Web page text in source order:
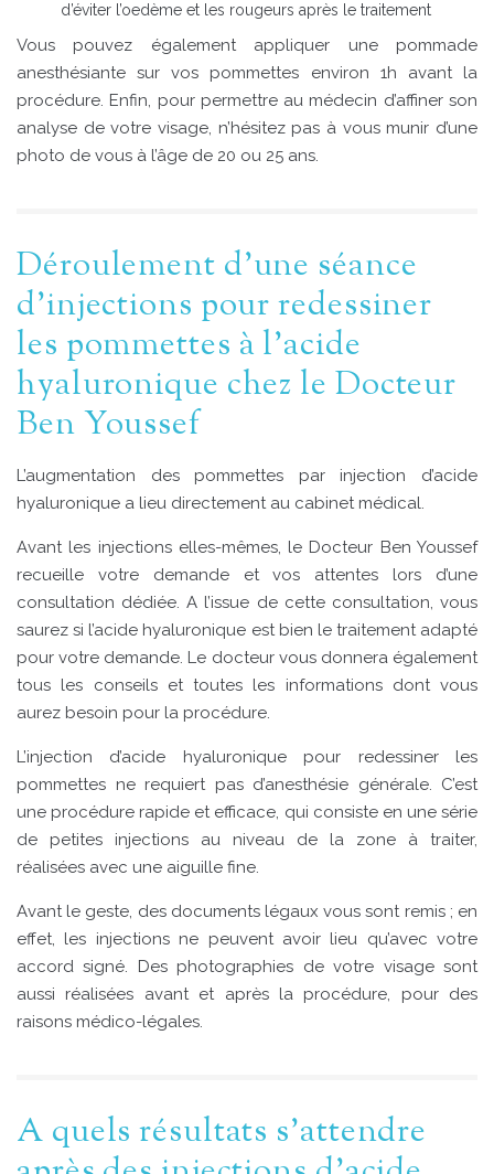
d’éviter l’oedème et les rougeurs après le traitement
Vous pouvez également appliquer une pommade
anesthésiante sur vos pommettes environ 1h avant la
procédure. Enfin, pour permettre au médecin d’affiner son
analyse de votre visage, n’hésitez pas à vous munir d’une
photo de vous à l’âge de 20 ou 25 ans.
Déroulement d’une séance
d’injections pour redessiner
les pommettes à l’acide
hyaluronique chez le Docteur
Ben Youssef
L’augmentation des pommettes par injection d’acide
hyaluronique a lieu directement au cabinet médical.
Avant les injections elles-mêmes, le Docteur Ben Youssef
recueille votre demande et vos attentes lors d’une
consultation dédiée. A l’issue de cette consultation, vous
saurez si l’acide hyaluronique est bien le traitement adapté
pour votre demande. Le docteur vous donnera également
tous les conseils et toutes les informations dont vous
aurez besoin pour la procédure.
L’injection d’acide hyaluronique pour redessiner les
pommettes ne requiert pas d’anesthésie générale. C’est
une procédure rapide et efficace, qui consiste en une série
de petites injections au niveau de la zone à traiter,
réalisées avec une aiguille fine.
Avant le geste, des documents légaux vous sont remis ; en
effet, les injections ne peuvent avoir lieu qu’avec votre
accord signé. Des photographies de votre visage sont
aussi réalisées avant et après la procédure, pour des
raisons médico-légales.
A quels résultats s’attendre